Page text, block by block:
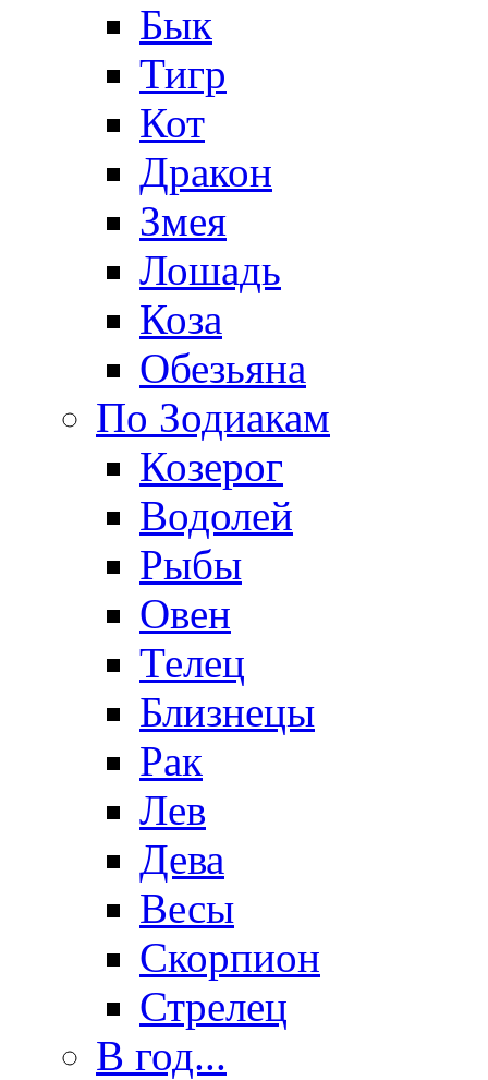
Бык
Тигр
Кот
Дракон
Змея
Лошадь
Коза
Обезьяна
По Зодиакам
Козерог
Водолей
Рыбы
Овен
Телец
Близнецы
Рак
Лев
Дева
Весы
Скорпион
Стрелец
В год...